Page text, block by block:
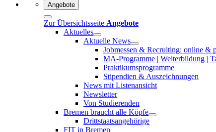
Angebote
Zur Übersichtsseite Angebote
Aktuelles
Aktuelle News
Jobmessen & Recruiting: online &
MA-Programme | Weiterbildung |
Praktikumsprogramme
Stipendien & Auszeichnungen
News mit Listenansicht
Newsletter
Von Studierenden
Bremen braucht alle Köpfe
Drittstaatsangehörige
FIT in Bremen